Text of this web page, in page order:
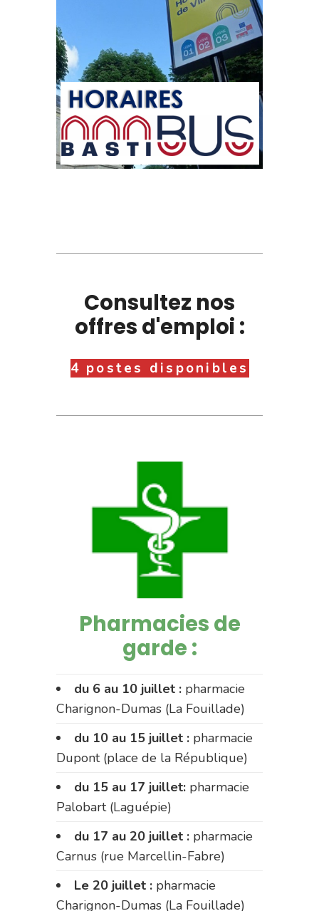
Consultez nos
offres d'emploi :
4 postes disponibles
Pharmacies de
garde :
du 6 au 10 juillet : pharmacie
Charignon-Dumas (La Fouillade)
du 10 au 15 juillet : pharmacie
Dupont (place de la République)
du 15 au 17 juillet: pharmacie
Palobart (Laguépie)
du 17 au 20 juillet : pharmacie
Carnus (rue Marcellin-Fabre)
Le 20 juillet : pharmacie
Charignon-Dumas (La Fouillade)